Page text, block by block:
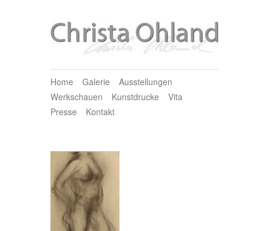
Home Galerie
Ausstellungen
Werkschauen
Kunstdrucke
Vita
Presse
Kontakt